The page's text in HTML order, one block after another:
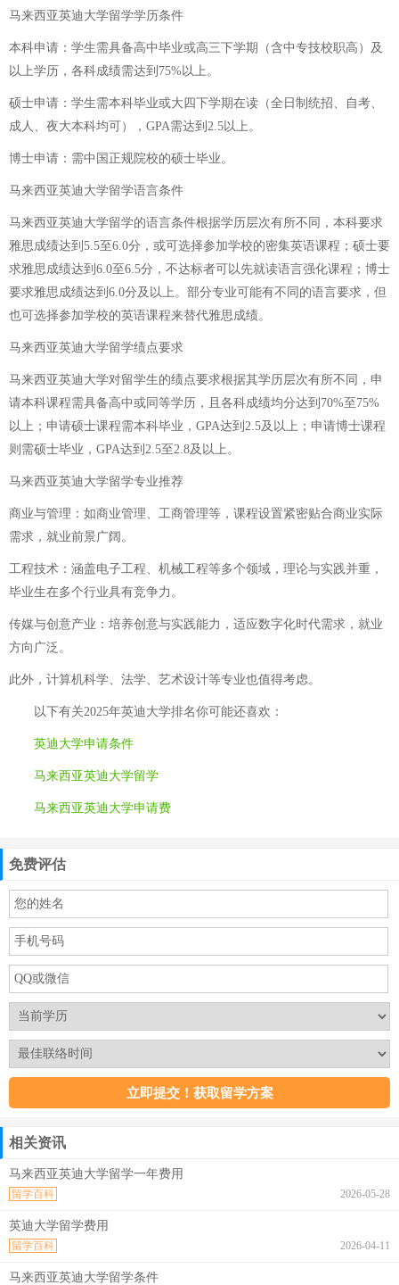
马来西亚英迪大学留学学历条件
本科申请：学生需具备高中毕业或高三下学期（含中专技校职高）及
以上学历，各科成绩需达到75%以上。
硕士申请：学生需本科毕业或大四下学期在读（全日制统招、自考、
成人、夜大本科均可），GPA需达到2.5以上。
博士申请：需中国正规院校的硕士毕业。
马来西亚英迪大学留学语言条件
马来西亚英迪大学留学的语言条件根据学历层次有所不同，本科要求
雅思成绩达到5.5至6.0分，或可选择参加学校的密集英语课程；硕士要
求雅思成绩达到6.0至6.5分，不达标者可以先就读语言强化课程；博士
要求雅思成绩达到6.0分及以上。部分专业可能有不同的语言要求，但
也可选择参加学校的英语课程来替代雅思成绩。
马来西亚英迪大学留学绩点要求
马来西亚英迪大学对留学生的绩点要求根据其学历层次有所不同，申
请本科课程需具备高中或同等学历，且各科成绩均分达到70%至75%
以上；申请硕士课程需本科毕业，GPA达到2.5及以上；申请博士课程
则需硕士毕业，GPA达到2.5至2.8及以上。
马来西亚英迪大学留学专业推荐
商业与管理：如商业管理、工商管理等，课程设置紧密贴合商业实际
需求，就业前景广阔。
工程技术：涵盖电子工程、机械工程等多个领域，理论与实践并重，
毕业生在多个行业具有竞争力。
传媒与创意产业：培养创意与实践能力，适应数字化时代需求，就业
方向广泛。
此外，计算机科学、法学、艺术设计等专业也值得考虑。
以下有关2025年英迪大学排名你可能还喜欢：
英迪大学申请条件
马来西亚英迪大学留学
马来西亚英迪大学申请费
免费评估
相关资讯
马来西亚英迪大学留学一年费用
2026-05-28
留学百科
英迪大学留学费用
2026-04-11
留学百科
马来西亚英迪大学留学条件